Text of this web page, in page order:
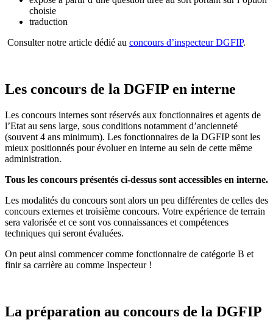
choisie
traduction
Consulter notre article dédié au concours d’inspecteur DGFIP.
Les concours de la DGFIP en interne
Les concours internes sont réservés aux fonctionnaires et agents de
l’Etat au sens large, sous conditions notamment d’ancienneté
(souvent 4 ans minimum). Les fonctionnaires de la DGFIP sont les
mieux positionnés pour évoluer en interne au sein de cette même
administration.
Tous les concours présentés ci-dessus sont accessibles en interne.
Les modalités du concours sont alors un peu différentes de celles des
concours externes et troisième concours. Votre expérience de terrain
sera valorisée et ce sont vos connaissances et compétences
techniques qui seront évaluées.
On peut ainsi commencer comme fonctionnaire de catégorie B et
finir sa carrière au comme Inspecteur !
La préparation au concours de la DGFIP